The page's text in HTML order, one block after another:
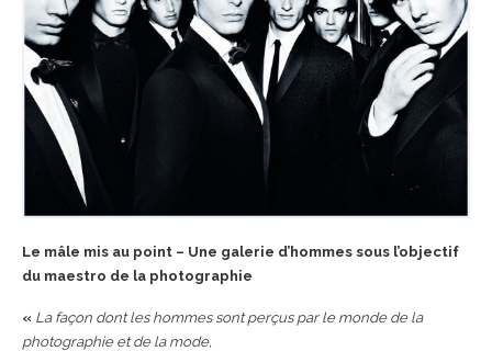
Le mâle mis au point – Une galerie d’hommes sous l’objectif
du maestro de la photographie
« La façon dont les hommes sont perçus par le monde de la
photographie et de la mode,